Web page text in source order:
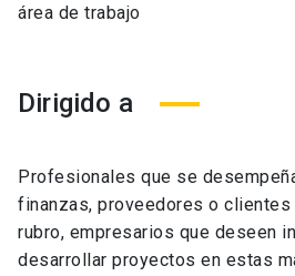
área de trabajo
Dirigido a
Profesionales que se
finanzas, proveedores o clientes
rubro, empresarios que deseen
desarrollar proyectos en estas